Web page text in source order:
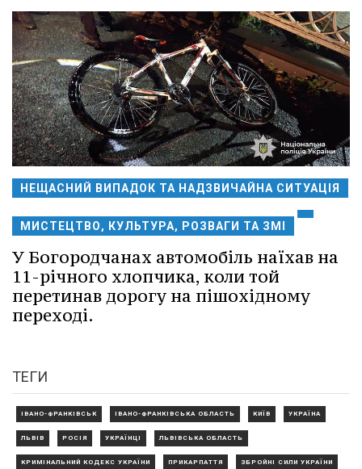
НЕЩАСНИЙ ВИПАДОК ТА НАДЗВИЧАЙНА СИТУАЦІЯ
МИСТЕЦТВО, КУЛЬТУРА, РОЗВАГИ ТА ЗМІ
У Богородчанах автомобіль наїхав на
11-річного хлопчика, коли той
перетинав дорогу на пішохідному
переході.
ТЕГИ
ІВАНО-ФРАНКІВСЬК ІВАНО-ФРАНКІВСЬКА ОБЛАСТЬ КИЇВ УКРАЇНА
ЛЬВІВ РОСІЯ УКРАЇНЦІ ЛЬВІВСЬКА ОБЛАСТЬ
КРИМІНАЛЬНИЙ КОДЕКС УКРАЇНИ ПРИКАРПАТТЯ ЗБРОЙНІ СИЛИ УКРАЇНИ